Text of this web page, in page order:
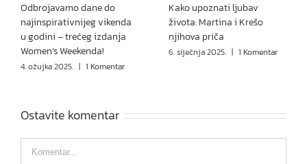
Odbrojavamo dane do
najinspirativnijeg vikenda
u godini – trećeg izdanja
Women’s Weekenda!
4. ožujka 2025. | 1 Komentar
Kako upoznati ljubav
života: Martina i Krešo
njihova priča
6. siječnja 2025. | 1 Komentar
Ostavite komentar
Comment